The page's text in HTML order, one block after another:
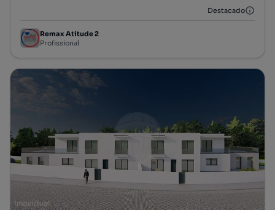
Destacado
Remax Atitude 2
Profissional